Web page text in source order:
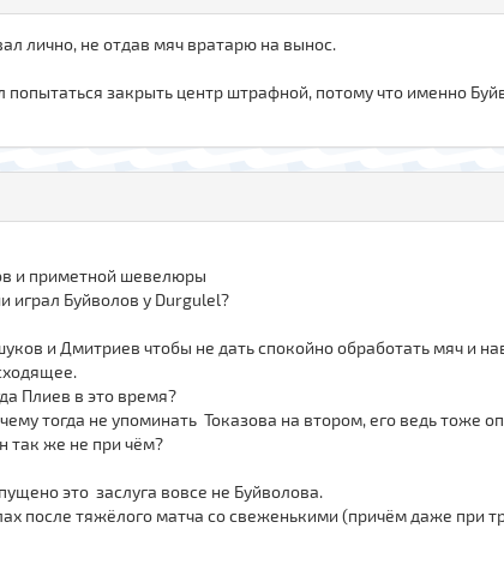
лично, не отдав мяч вратарю на вынос.
закрыть центр штрафной, потому что именно
и приметной шевелюры
играл Буйволов у Durgulel?
и Дмитриев чтобы не дать спокойно обработать мяч и
Плиев в это время?
тогда не упоминать Токазова на втором, его ведь тоже
так же не при чём?
это заслуга вовсе не Буйволова.
после тяжёлого матча со свеженькими (причём даже при